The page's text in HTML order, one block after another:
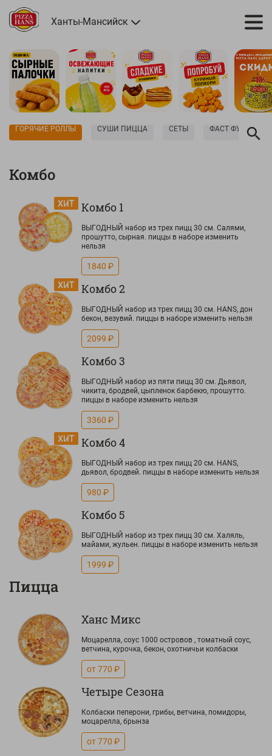
Ханты-Мансийск
ГОРЯЧИЕ РОЛЛЫ СУШИ ПИЦЦА СЕТЫ ФАСТ ФУД
Комбо
Комбо 1
ВЫГОДНЫЙ набор из трех пицц 30 см. Салями,
прошутто, сырная. пиццы в наборе изменить
нельзя
1840 ₽
Комбо 2
ВЫГОДНЫЙ набор из трех пицц 30 см. HANS, дон
бекон, везувий. пиццы в наборе изменить нельзя
2099 ₽
Комбо 3
ВЫГОДНЫЙ набор из пяти пицц 30 см. Дьявол,
чикита, бродвей, цыпленок барбекю, прошутто.
пиццы в наборе изменить нельзя
3360 ₽
Комбо 4
ВЫГОДНЫЙ набор из трех пицц 20 см. HANS,
дьявол, бродвей. пиццы в наборе изменить нельзя
980 ₽
Комбо 5
ВЫГОДНЫЙ набор из трех пицц 30 см. Халяль,
майами, жульен. пиццы в наборе изменить нельзя
1999 ₽
Пицца
Ханс Микс
Моцарелла, соус 1000 островов , томатный соус,
ветчина, курочка, бекон, охотничьи колбаски
от 770 ₽
Четыре Сезона
Колбаски пеперони, грибы, ветчина, помидоры,
моцарелла, брынза
от 770 ₽